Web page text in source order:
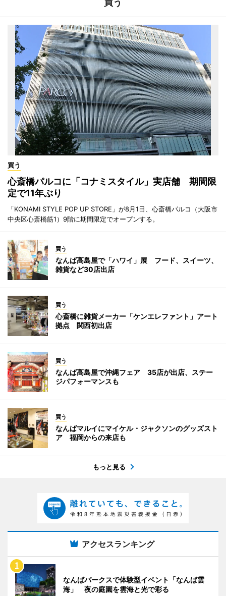
買う
心斎橋パルコに「コナミスタイル」実店舗 期間限
定で11年ぶり
「KONAMI STYLE POP UP STORE」が8月1日、心斎橋パルコ（大阪市
中央区心斎橋筋1）9階に期間限定でオープンする。
買う
なんば高島屋で「ハワイ」展 フード、スイーツ、
雑貨など30店出店
買う
心斎橋に雑貨メーカー「ケンエレファント」アート
拠点 関西初出店
買う
なんば高島屋で沖縄フェア 35店が出店、ステー
ジパフォーマンスも
買う
なんばマルイにマイケル・ジャクソンのグッズスト
ア 福岡からの来店も
もっと見る
アクセスランキング
なんばパークスで体験型イベント「なんば雲
海」 夜の庭園を雲海と光で彩る